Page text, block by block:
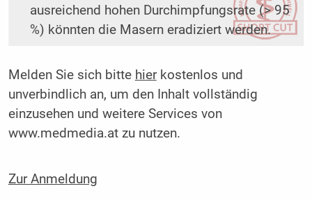
ausreichend hohen Durchimpfungsrate (> 95
%) könnten die Masern eradiziert werden.
Melden Sie sich bitte hierkostenlos und
unverbindlich an, um den Inhalt vollständig
einzusehen und weitere Services von
www.medmedia.at zu nutzen.
Zur Anmeldung